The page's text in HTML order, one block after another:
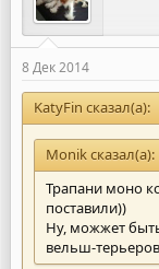
8 Дек 2014
KatyFin сказал(а):
Monik сказал(а):
Трапани моно
поставили))
Ну, можжет
вельш-